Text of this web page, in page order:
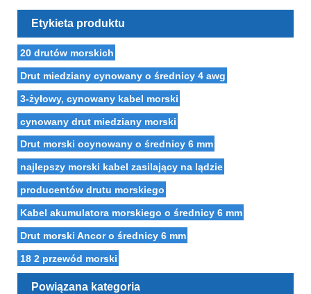
Etykieta produktu
20 drutów morskich
Drut miedziany cynowany o średnicy 4 awg
3-żyłowy, cynowany kabel morski
cynowany drut miedziany morski
Drut morski ocynowany o średnicy 6 mm
najlepszy morski kabel zasilający na lądzie
producentów drutu morskiego
Kabel akumulatora morskiego o średnicy 6 mm
Drut morski Ancor o średnicy 6 mm
18 2 przewód morski
Powiązana kategoria